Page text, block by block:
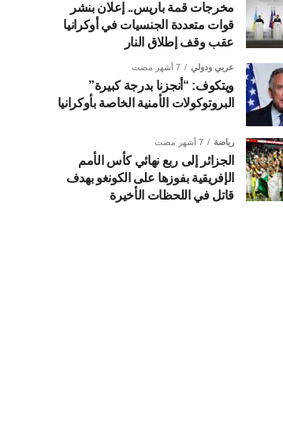
مخرجات قمة باريس.. إعلان بنشر
قوات متعددة الجنسيات في أوكرانيا
عقب وقف إطلاق النار
عربي ودولي 7 أشهر مضت
ويتكوف: “أنجزنا بدرجة كبيرة”
البروتوكولات الأمنية الخاصة بأوكرانيا
رياضة 7 أشهر مضت
الجزائر إلى ربع نهائي كأس الأمم
الإفريقية بفوزها على الكونغو بهدف
قاتل في اللحظات الأخيرة